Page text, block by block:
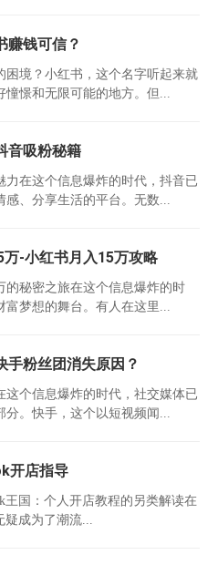
赚钱可信？
境？小红书，这个名字听起来就
憬和无限可能的地方。但...
音吸粉秘籍
在这个信息爆炸的时代，抖音已
、分享生活的平台。无数...
-小红书月入15万攻略
的秘密之旅在这个信息爆炸的时
梦想的舞台。有人在这里...
手粉丝团消失原因？
个信息爆炸的时代，社交媒体已
分。快手，这个以短视频闻...
开店指导
国：个人开店教程的另类解读在
疑成为了潮流...